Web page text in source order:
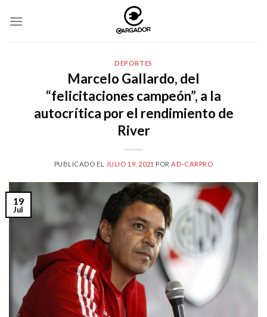
DEPORTES
Marcelo Gallardo, del
“felicitaciones campeón”, a la
autocrítica por el rendimiento de
River
PUBLICADO EL JULIO 19, 2021 POR AD-CARPRO
19
Jul